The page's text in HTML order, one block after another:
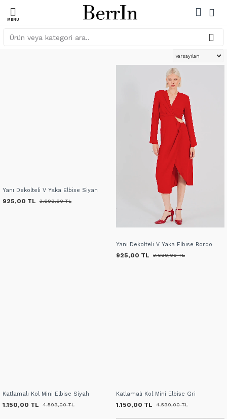
Yanı Dekolteli V Yaka Elbise Siyah
925,00 TL 3.699,00 TL
Yanı Dekolteli V Yaka Elbise Bordo
925,00 TL 3.699,00 TL
Katlamalı Kol Mini Elbise Siyah
1.150,00 TL 4.599,00 TL
Katlamalı Kol Mini Elbise Gri
1.150,00 TL 4.599,00 TL